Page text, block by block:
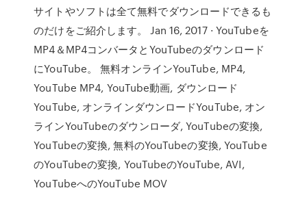
サイトやソフトは全て無料でダウンロードできるも
のだけをご紹介します。 Jan 16, 2017 · YouTubeを
MP4＆MP4コンバータとYouTubeのダウンロード
にYouTube。 無料オンラインYouTube, MP4,
YouTube MP4, YouTube動画, ダウンロード
YouTube, オンラインダウンロードYouTube, オン
ラインYouTubeのダウンローダ, YouTubeの変換,
YouTubeの変換, 無料のYouTubeの変換, YouTube
のYouTubeの変換, YouTubeのYouTube, AVI,
YouTubeへのYouTube MOV